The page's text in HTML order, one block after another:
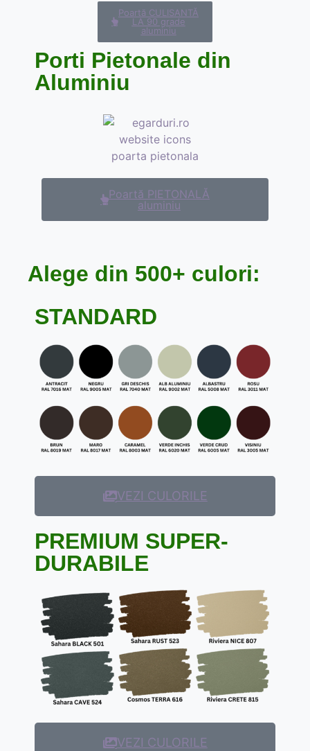
Poartă CULISANTĂ
LA 90 grade
aluminiu
Porti Pietonale din
Aluminiu
Poartă PIETONALĂ
aluminiu
Alege din 500+ culori:
STANDARD
VEZI CULORILE
PREMIUM SUPER-
DURABILE
VEZI CULORILE